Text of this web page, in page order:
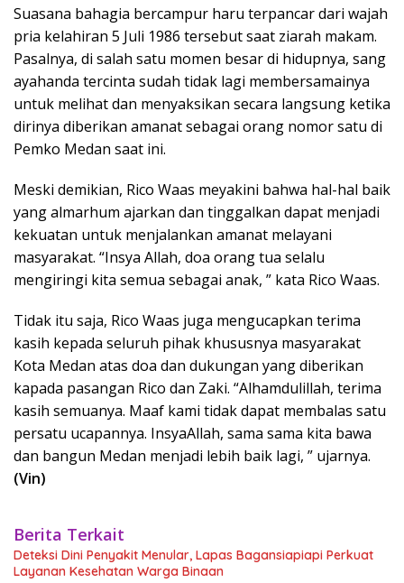
Suasana bahagia bercampur haru terpancar dari wajah
pria kelahiran 5 Juli 1986 tersebut saat ziarah makam.
Pasalnya, di salah satu momen besar di hidupnya, sang
ayahanda tercinta sudah tidak lagi membersamainya
untuk melihat dan menyaksikan secara langsung ketika
dirinya diberikan amanat sebagai orang nomor satu di
Pemko Medan saat ini.
Meski demikian, Rico Waas meyakini bahwa hal-hal baik
yang almarhum ajarkan dan tinggalkan dapat menjadi
kekuatan untuk menjalankan amanat melayani
masyarakat. “Insya Allah, doa orang tua selalu
mengiringi kita semua sebagai anak, ” kata Rico Waas.
Tidak itu saja, Rico Waas juga mengucapkan terima
kasih kepada seluruh pihak khususnya masyarakat
Kota Medan atas doa dan dukungan yang diberikan
kapada pasangan Rico dan Zaki. “Alhamdulillah, terima
kasih semuanya. Maaf kami tidak dapat membalas satu
persatu ucapannya. InsyaAllah, sama sama kita bawa
dan bangun Medan menjadi lebih baik lagi, ” ujarnya.
(Vin)
Berita Terkait
Deteksi Dini Penyakit Menular, Lapas Bagansiapiapi Perkuat
Layanan Kesehatan Warga Binaan